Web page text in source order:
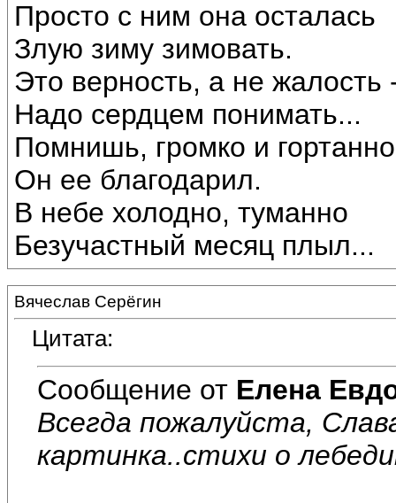
Просто с ним она осталась
Злую зиму зимовать.
Это верность, а не жалость
Надо сердцем понимать...
Помнишь, громко и гортанно
Он ее благодарил.
В небе холодно, туманно
Безучастный месяц плыл...
Вячеслав Серёгин
Цитата:
Сообщение от Елена
Всегда пожалуйста,
картинка..стихи о